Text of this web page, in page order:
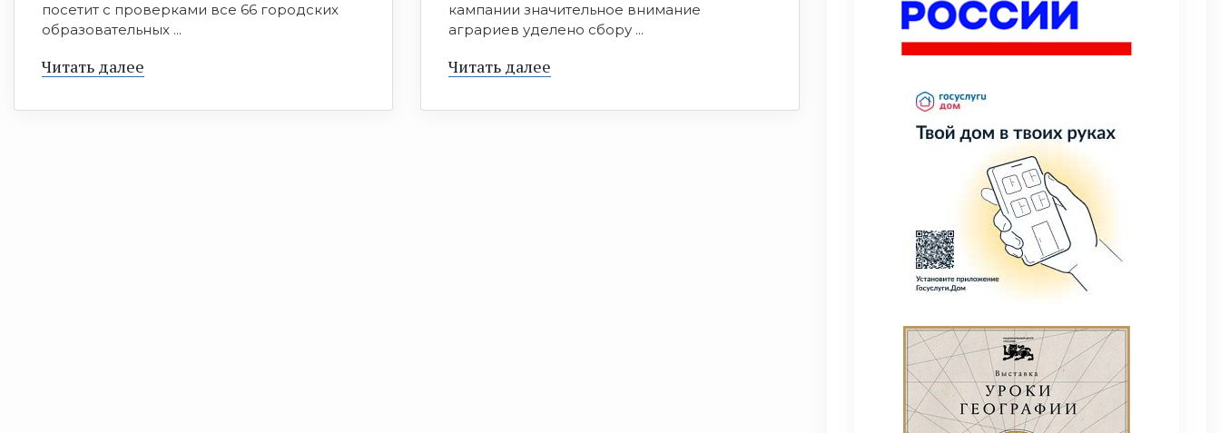
посетит с проверками все 66 городских
образовательных ...
Читать далее
кампании значительное внимание
аграриев уделено сбору ...
Читать далее